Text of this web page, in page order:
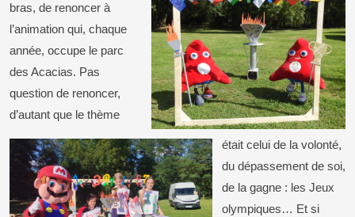
bras, de renoncer à
l’animation qui, chaque
année, occupe le parc
des Acacias. Pas
question de renoncer,
d’autant que le thème
était celui de la volonté,
du dépassement de soi,
de la gagne : les Jeux
olympiques… Et si